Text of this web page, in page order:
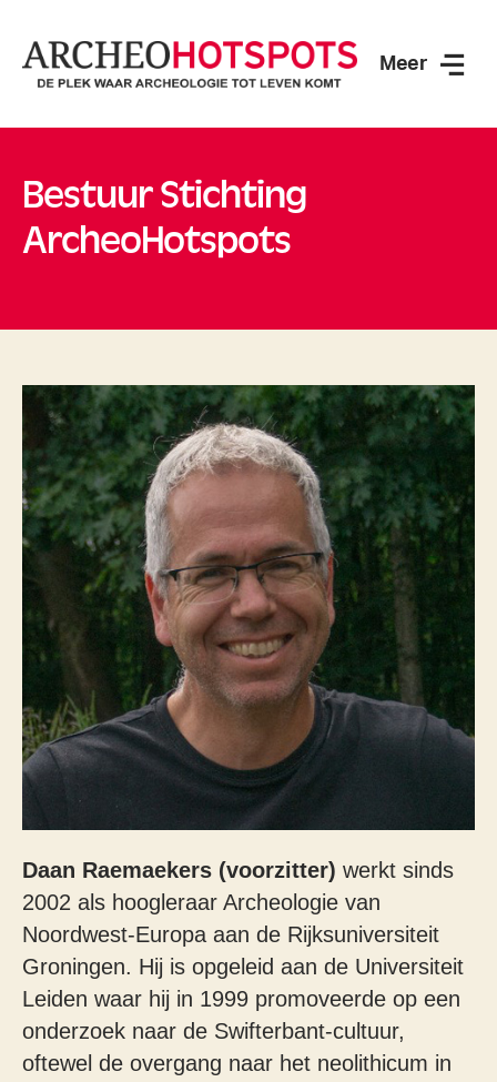
Meer
Bestuur Stichting
ArcheoHotspots
Daan Raemaekers (voorzitter) werkt sinds
2002 als hoogleraar Archeologie van
Noordwest-Europa aan de Rijksuniversiteit
Groningen. Hij is opgeleid aan de Universiteit
Leiden waar hij in 1999 promoveerde op een
onderzoek naar de Swifterbant-cultuur,
oftewel de overgang naar het neolithicum in